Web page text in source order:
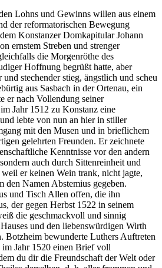
Lohns und Gewinns willen aus einem
der reformatorischen Bewegung
Konstanzer Domkapitular Johann
ernstem Streben und strenger
die Morgenröthe des
Hoffnung begrüßt hatte, aber
und stechender stieg, ängstlich und scheu
aus Sasbach in der Ortenau, ein
er nach Vollendung seiner
Jahr 1512 zu Konstanz eine
lebte von nun an hier in stiller
mit den Musen und in brieflichem
gelehrten Freunden. Er zeichnete
Kenntnisse vor den andern
auch durch Sittenreinheit und
er keinen Wein trank, nicht jagte,
den Namen Abstemius gegeben.
und Tisch Allen offen, die ihn
der gegen Herbst 1522 in seinem
die geschmackvoll und sinnig
und den liebenswürdigen Wirth
Botzheim bewunderte Luthers Auftreten
Jahr 1520 einen Brief voll
du dir die Freundschaft der Welt oder